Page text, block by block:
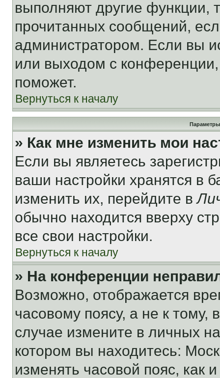
выполняют другие функции,
прочитанных сообщений,
администратором. Если вы
или выходом с
поможет.
Вернуться к началу
Параметры
» Как мне изменить мои
Если вы являетесь
ваши настройки хранятся в
изменить их, перейдите в
обычно находится вверху
все свои настройки.
Вернуться к началу
» На конференции
Возможно, отображается
часовому поясу, а не к тому,
случае измените в личных
котором вы находитесь:
изменять часовой пояс, как